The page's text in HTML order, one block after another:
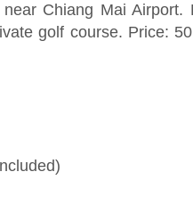
Chiang Mai Airport.
golf course. Price: 50